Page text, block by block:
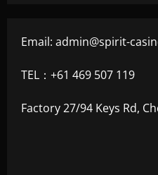
Email: admin@spirit-
TEL：+61 469 507 119
Factory 27/94 Keys Rd,